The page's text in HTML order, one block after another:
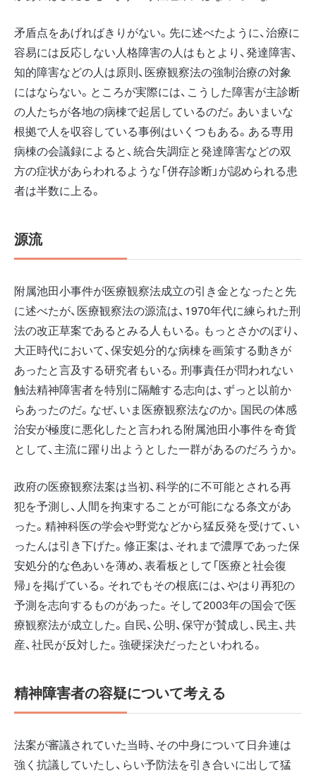
矛盾点をあげればきりがない。先に述べたように、治療に
容易には反応しない人格障害の人はもとより、発達障害、
知的障害などの人は原則、医療観察法の強制治療の対象
にはならない。ところが実際には、こうした障害が主診断
の人たちが各地の病棟で起居しているのだ。あいまいな
根拠で人を収容している事例はいくつもある。ある専用
病棟の会議録によると、統合失調症と発達障害などの双
方の症状があらわれるような「併存診断」が認められる患
者は半数に上る。
源流
附属池田小事件が医療観察法成立の引き金となったと先
に述べたが、医療観察法の源流は、1970年代に練られた刑
法の改正草案であるとみる人もいる。もっとさかのぼり、
大正時代において、保安処分的な病棟を画策する動きが
あったと言及する研究者もいる。刑事責任が問われない
触法精神障害者を特別に隔離する志向は、ずっと以前か
らあったのだ。なぜ、いま医療観察法なのか。国民の体感
治安が極度に悪化したと言われる附属池田小事件を奇貨
として、主流に躍り出ようとした一群があるのだろうか。
政府の医療観察法案は当初、科学的に不可能とされる再
犯を予測し、人間を拘束することが可能になる条文があ
った。精神科医の学会や野党などから猛反発を受けて、い
ったんは引き下げた。修正案は、それまで濃厚であった保
安処分的な色あいを薄め、表看板として「医療と社会復
帰」を掲げている。それでもその根底には、やはり再犯の
予測を志向するものがあった。そして2003年の国会で医
療観察法が成立した。自民、公明、保守が賛成し、民主、共
産、社民が反対した。強硬採決だったといわれる。
精神障害者の容疑について考える
法案が審議されていた当時、その中身について日弁連は
強く抗議していたし、らい予防法を引き合いに出して猛